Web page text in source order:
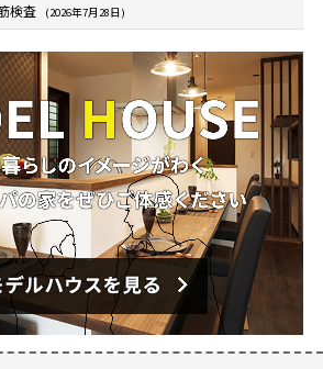
検査 (2026年7月28日)